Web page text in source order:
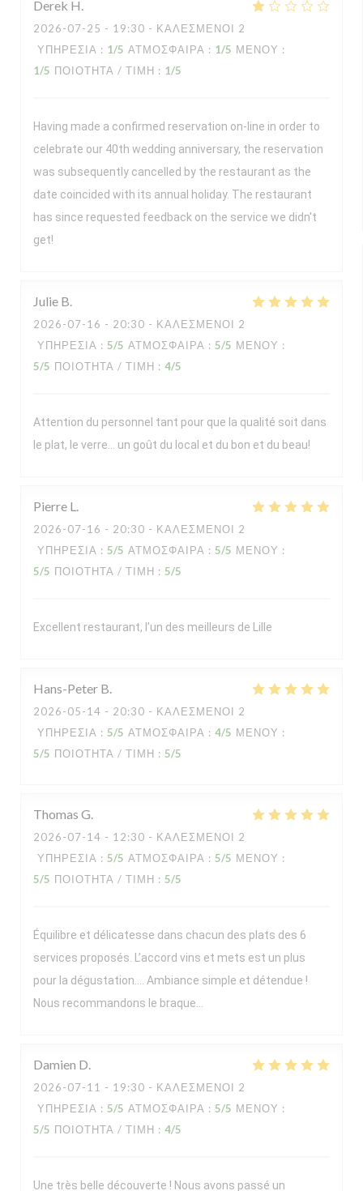
Derek H
2026-07-25 - 19:30 - ΚΑΛΕΣΜΈΝΟΙ 2
ΥΠΗΡΕΣΊΑ : 1/5 ΑΤΜΌΣΦΑΙΡΑ : 1/5 ΜΕΝΟΎ :
1/5 ΠΟΙΌΤΗΤΑ / ΤΙΜΉ : 1/5
Having made a confirmed reservation on-line in order to
celebrate our 40th wedding anniversary, the reservation
was subsequently cancelled by the restaurant as the
date coincided with its annual holiday. The restaurant
has since requested feedback on the service we didn't
get!
Julie B
2026-07-16 - 20:30 - ΚΑΛΕΣΜΈΝΟΙ 2
ΥΠΗΡΕΣΊΑ : 5/5 ΑΤΜΌΣΦΑΙΡΑ : 5/5 ΜΕΝΟΎ :
5/5 ΠΟΙΌΤΗΤΑ / ΤΙΜΉ : 4/5
Attention du personnel tant pour que la qualité soit dans
le plat, le verre… un goût du local et du bon et du beau!
Pierre L
2026-07-16 - 20:30 - ΚΑΛΕΣΜΈΝΟΙ 2
ΥΠΗΡΕΣΊΑ : 5/5 ΑΤΜΌΣΦΑΙΡΑ : 5/5 ΜΕΝΟΎ :
5/5 ΠΟΙΌΤΗΤΑ / ΤΙΜΉ : 5/5
Excellent restaurant, l’un des meilleurs de Lille
Hans-Peter B
2026-05-14 - 20:30 - ΚΑΛΕΣΜΈΝΟΙ 2
ΥΠΗΡΕΣΊΑ : 5/5 ΑΤΜΌΣΦΑΙΡΑ : 4/5 ΜΕΝΟΎ :
5/5 ΠΟΙΌΤΗΤΑ / ΤΙΜΉ : 5/5
Thomas G
2026-07-14 - 12:30 - ΚΑΛΕΣΜΈΝΟΙ 2
ΥΠΗΡΕΣΊΑ : 5/5 ΑΤΜΌΣΦΑΙΡΑ : 5/5 ΜΕΝΟΎ :
5/5 ΠΟΙΌΤΗΤΑ / ΤΙΜΉ : 5/5
Équilibre et délicatesse dans chacun des plats des 6
services proposés. L’accord vins et mets est un plus
pour la dégustation…. Ambiance simple et détendue !
Nous recommandons le braque…
Damien D
2026-07-11 - 19:30 - ΚΑΛΕΣΜΈΝΟΙ 2
ΥΠΗΡΕΣΊΑ : 5/5 ΑΤΜΌΣΦΑΙΡΑ : 5/5 ΜΕΝΟΎ :
5/5 ΠΟΙΌΤΗΤΑ / ΤΙΜΉ : 4/5
Une très belle découverte ! Nous avons passé un